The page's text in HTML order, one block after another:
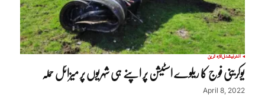
انٹرنیشنلتازہ ترین
یوکرینی فوج کا ریلوے اسٹیشن پر اپنے ہی شہریوں پر میزائل حملہ
April 8, 2022